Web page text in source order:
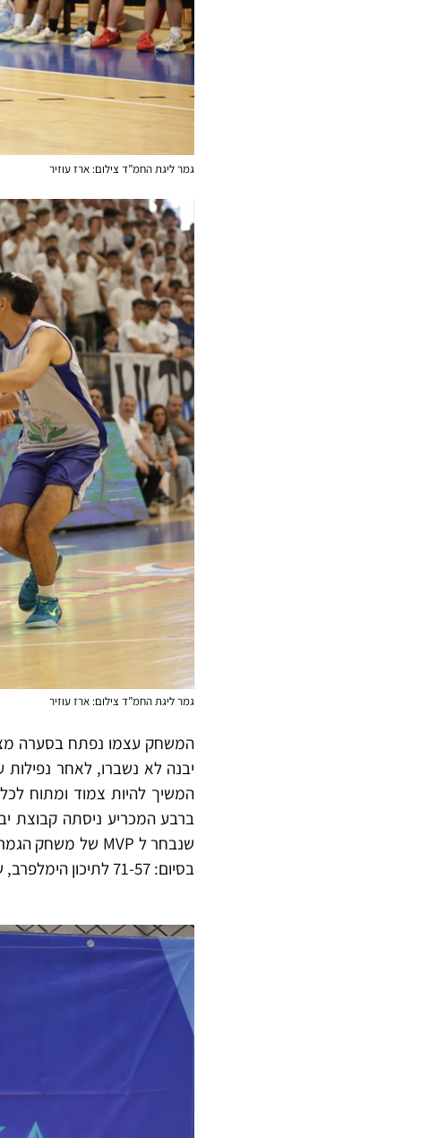
גמר ליגת החמ”ד צילום: ארז עוזיר
גמר ליגת החמ”ד צילום: ארז עוזיר
המשחק עצמו נפתח בסערה
יבנה לא נשברו, לאחר
ברבע המכריע ניסתה קבוצת
בסיום: 71-57 לתיכון הימלפרב, שחוגג אליפות מוצדקת.